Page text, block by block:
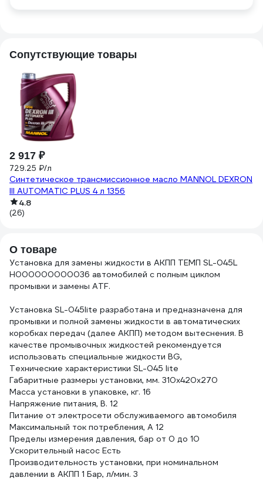
Сопутствующие товары
2 917 ₽
729.25 ₽/л
Синтетическое трансмиссионное масло MANNOL DEXRON
III AUTOMATIC PLUS 4 л 1356
4.8
(26)
О товаре
Установка для замены жидкости в АКПП ТЕМП SL-045L
Н000000000036 автомобилей с полным циклом
промывки и замены ATF.
Установка SL-045lite разработана и предназначена для
промывки и полной замены жидкости в автоматических
коробках передач (далее АКПП) методом вытеснения. В
качестве промывочных жидкостей рекомендуется
использовать специальные жидкости BG,
Технические характеристики SL-045 lite
Габаритные размеры установки, мм. 310х420х270
Масса установки в упаковке, кг. 16
Напряжение питания, В. 12
Питание от электросети обслуживаемого автомобиля
Максимальный ток потребления, А 12
Пределы измерения давления, бар от 0 до 10
Ускорительный насос Есть
Производительность установки, при номинальном
давлении в АКПП 1 Бар, л/мин. 3